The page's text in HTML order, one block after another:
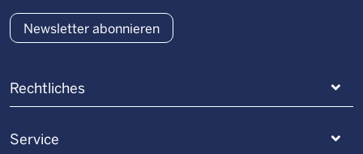
Rechtliches
Service
Newsletter abonnieren